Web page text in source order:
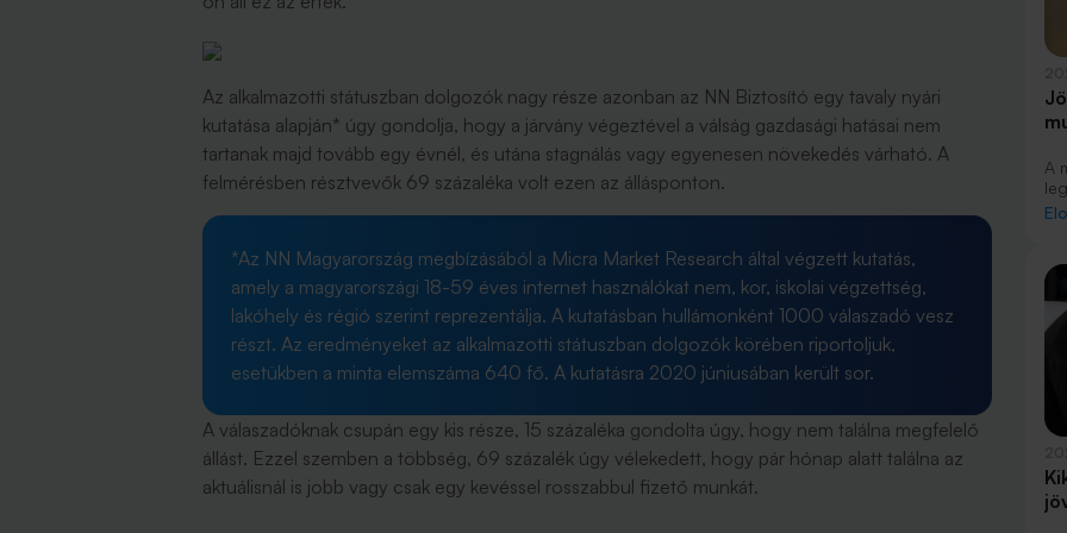
Az alkalmazotti státuszban dolgozók nagy része azonban az NN Biztosító egy tavaly nyári
kutatása alapján* úgy gondolja, hogy a járvány végeztével a válság gazdasági hatásai nem
tartanak majd tovább egy évnél, és utána stagnálás vagy egyenesen növekedés várható. A
felmérésben résztvevők 69 százaléka volt ezen az állásponton.
*Az NN Magyarország megbízásából a Micra Market Research által végzett kutatás,
amely a magyarországi 18-59 éves internet használókat nem, kor, iskolai végzettség,
lakóhely és régió szerint reprezentálja. A kutatásban hullámonként 1000 válaszadó vesz
részt. Az eredményeket az alkalmazotti státuszban dolgozók körében riportoljuk,
esetükben a minta elemszáma 640 fő. A kutatásra 2020 júniusában került sor.
A válaszadóknak csupán egy kis része, 15 százaléka gondolta úgy, hogy nem találna megfelelő
állást. Ezzel szemben a többség, 69 százalék úgy vélekedett, hogy pár hónap alatt találna az
aktuálisnál is jobb vagy csak egy kevéssel rosszabbul fizető munkát.
A